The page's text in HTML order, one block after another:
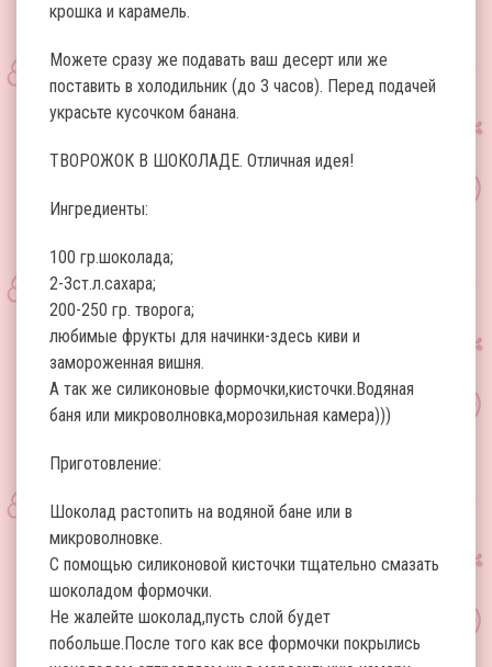
крошка и карамель.
Можете сразу же подавать ваш десерт или же
поставить в холодильник (до 3 часов). Перед подачей
украсьте кусочком банана.
ТВОРОЖОК В ШОКОЛАДЕ. Отличная идея!
Ингредиенты:
100 гр.шоколада;
2-3ст.л.сахара;
200-250 гр. творога;
любимые фрукты для начинки-здесь киви и
замороженная вишня.
А так же силиконовые формочки,кисточки.Водяная
баня или микроволновка,морозильная камера)))
Приготовление:
Шоколад растопить на водяной бане или в
микроволновке.
С помощью силиконовой кисточки тщательно смазать
шоколадом формочки.
Не жалейте шоколад,пусть слой будет
побольше.После того как все формочки покрылись